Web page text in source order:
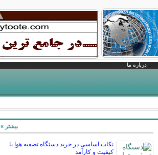
درباره ما
نکات اساسی در خرید دستگاه تصفیه هوا با
کیفیت و کارآمد
بیشتر »